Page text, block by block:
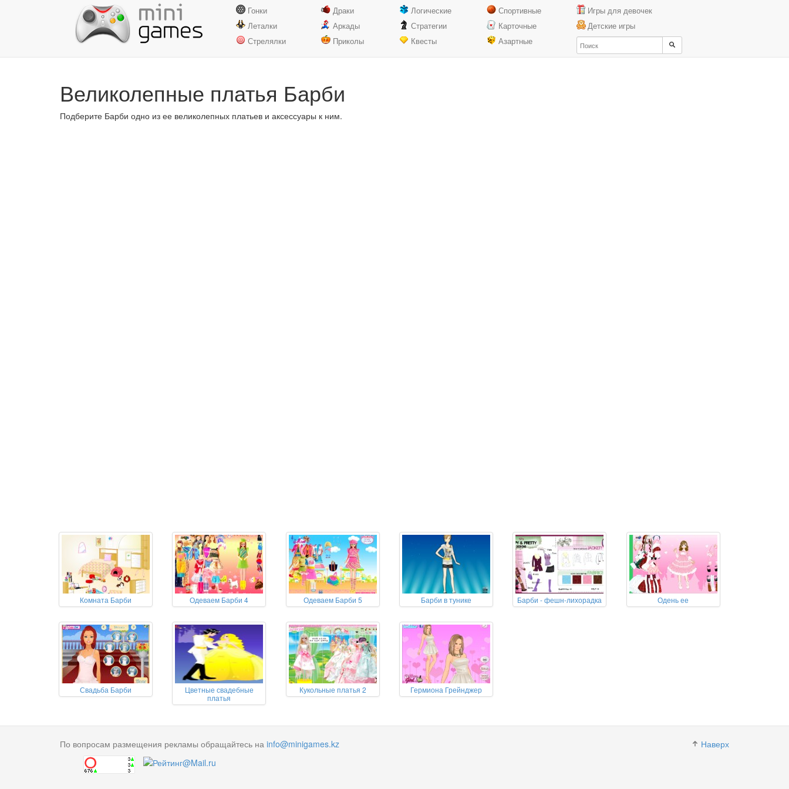
Гонки
Леталки
Стрелялки
Драки
Аркады
Приколы
Логические
Стратегии
Квесты
Спортивные
Карточные
Азартные
Игры для девочек
Детские игры
Великолепные платья Барби
Подберите Барби одно из ее великолепных платьев и аксессуары к ним.
Комната Барби Одеваем Барби 4 Одеваем Барби 5 Барби в тунике Барби - фешн-лихорадка Одень ее
Свадьба Барби
Цветные свадебные
платья
Кукольные платья 2 Гермиона Грейнджер
Наверх
По вопросам размещения рекламы обращайтесь на info@minigames.kz